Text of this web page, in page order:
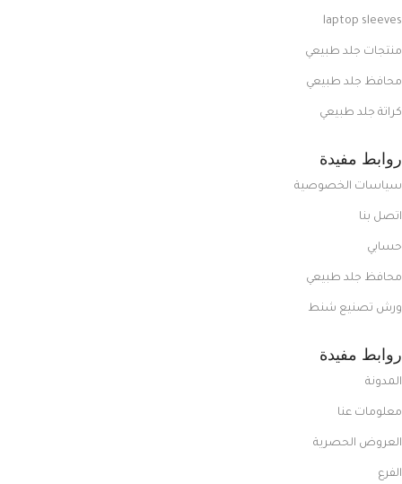
laptop sleeves
منتجات جلد طبيعي
محافظ جلد طبيعي
كراتة جلد طبيعي
روابط مفيدة
سياسات الخصوصية
اتصل بنا
حسابي
محافظ جلد طبيعي
ورش تصنيع شنط
روابط مفيدة
المدونة
معلومات عنا
العروض الحصرية
الفرع